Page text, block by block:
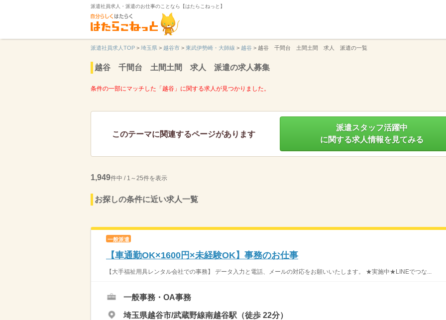
派遣社員求人・派遣のお仕事のことなら【はたらこねっと】
派遣社員求人TOP > 埼玉県 > 越谷市 > 東武伊勢崎・大師線 > 越谷 > 越谷 千間台 土間土間 求人 派遣の一覧
越谷 千間台 土間土間 求人 派遣の求人募集
条件の一部にマッチした「越谷」に関する求人が見つかりました。
このテーマに関連するページがあります
派遣スタッフ活躍中
に関する求人情報を見てみる
1,949件中 / 1～25件を表示
お探しの条件に近い求人一覧
一般派遣
【車通勤OK×1600円×未経験OK】事務のお仕事
【大手福祉用具レンタル会社での事務】 データ入力と電話、メールの対応をお願いいたします。 ★実施中★LINEでつな...
一般事務・OA事務
埼玉県越谷市/武蔵野線南越谷駅（徒歩 22分）